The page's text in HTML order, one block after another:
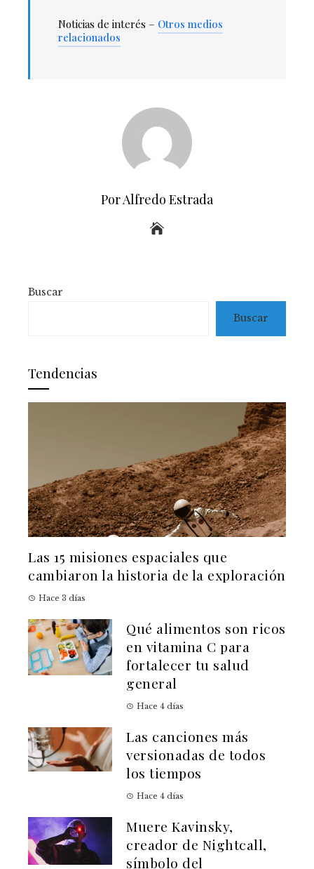
Noticias de interés – Otros medios
relacionados
Por Alfredo Estrada
Buscar
Buscar
Tendencias
Las 15 misiones espaciales que
cambiaron la historia de la exploración
Hace 3 días
Qué alimentos son ricos
en vitamina C para
fortalecer tu salud
general
Hace 4 días
Las canciones más
versionadas de todos
los tiempos
Hace 4 días
Muere Kavinsky,
creador de Nightcall,
símbolo del